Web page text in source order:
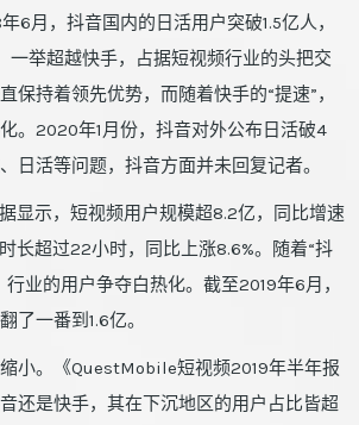
6月，抖音国内的日活用户突破1.5亿人，
一举超越快手，占据短视频行业的头把交
保持着领先优势，而随着快手的“提速”，
。2020年1月份，抖音对外公布日活破4
日活等问题，抖音方面并未回复记者。
显示，短视频用户规模超8.2亿，同比增速
长超过22小时，同比上涨8.6%。随着“抖
业的用户争夺白热化。截至2019年6月，
了一番到1.6亿。
小。《QuestMobile短视频2019年半年报
还是快手，其在下沉地区的用户占比皆超